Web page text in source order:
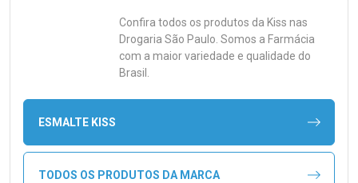
Confira todos os produtos da Kiss nas
Drogaria São Paulo. Somos a Farmácia
com a maior variedade e qualidade do
Brasil.
ESMALTE KISS
TODOS OS PRODUTOS DA MARCA